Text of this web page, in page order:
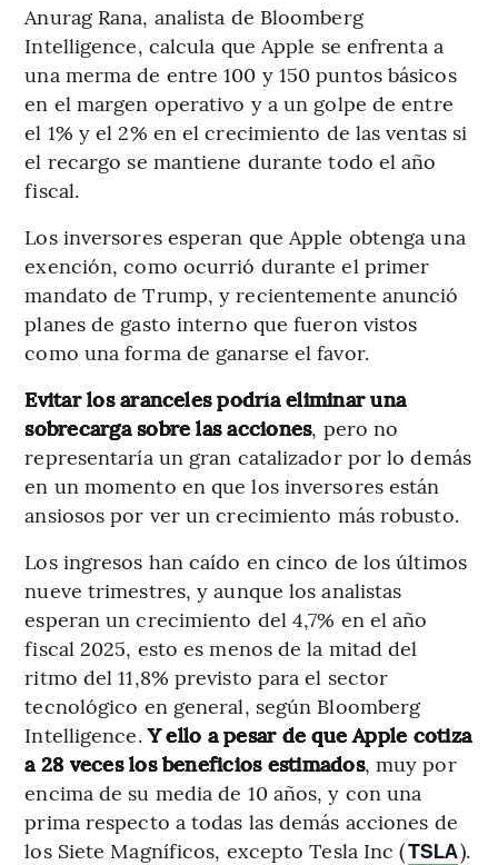
Anurag Rana, analista de Bloomberg
Intelligence, calcula que Apple se enfrenta a
una merma de entre 100 y 150 puntos básicos
en el margen operativo y a un golpe de entre
el 1% y el 2% en el crecimiento de las ventas si
el recargo se mantiene durante todo el año
fiscal.
Los inversores esperan que Apple obtenga una
exención, como ocurrió durante el primer
mandato de Trump, y recientemente anunció
planes de gasto interno que fueron vistos
como una forma de ganarse el favor.
Evitar los aranceles podría eliminar una
sobrecarga sobre las acciones, pero no
representaría un gran catalizador por lo demás
en un momento en que los inversores están
ansiosos por ver un crecimiento más robusto.
Los ingresos han caído en cinco de los últimos
nueve trimestres, y aunque los analistas
esperan un crecimiento del 4,7% en el año
fiscal 2025, esto es menos de la mitad del
ritmo del 11,8% previsto para el sector
tecnológico en general, según Bloomberg
Intelligence.Y ello a pesar de que Apple cotiza
a 28 veces los beneficios estimados, muy por
encima de su media de 10 años, y con una
prima respecto a todas las demás acciones de
los Siete Magníficos, excepto Tesla Inc (TSLA).